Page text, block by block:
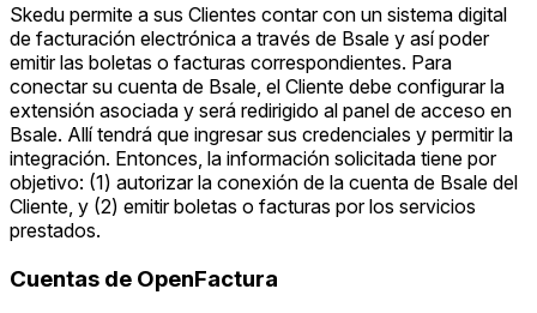
Skedu permite a sus Clientes contar con un sistema digital
de facturación electrónica a través de Bsale y así poder
emitir las boletas o facturas correspondientes. Para
conectar su cuenta de Bsale, el Cliente debe configurar la
extensión asociada y será redirigido al panel de acceso en
Bsale. Allí tendrá que ingresar sus credenciales y permitir la
integración. Entonces, la información solicitada tiene por
objetivo: (1) autorizar la conexión de la cuenta de Bsale del
Cliente, y (2) emitir boletas o facturas por los servicios
prestados.
Cuentas de OpenFactura